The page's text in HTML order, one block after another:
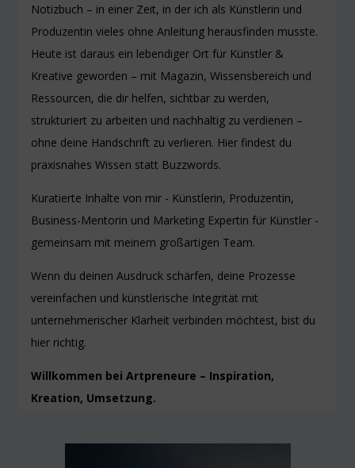
Notizbuch – in einer Zeit, in der ich als Künstlerin und
Produzentin vieles ohne Anleitung herausfinden musste.
Heute ist daraus ein lebendiger Ort für Künstler &
Kreative geworden – mit Magazin, Wissensbereich und
Ressourcen, die dir helfen, sichtbar zu werden,
strukturiert zu arbeiten und nachhaltig zu verdienen –
ohne deine Handschrift zu verlieren. Hier findest du
praxisnahes Wissen statt Buzzwords.
Kuratierte Inhalte von mir - Künstlerin, Produzentin,
Business-Mentorin und Marketing Expertin für Künstler -
gemeinsam mit meinem großartigen Team.
Wenn du deinen Ausdruck schärfen, deine Prozesse
vereinfachen und künstlerische Integrität mit
unternehmerischer Klarheit verbinden möchtest, bist du
hier richtig.
Willkommen bei Artpreneure – Inspiration,
Kreation, Umsetzung.